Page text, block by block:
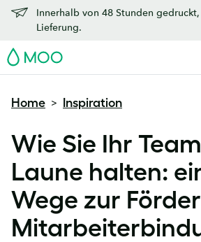
Innerhalb von 48 Stunden
Lieferung.
MOO
Home > Inspiration
Wie Sie Ihr
Laune halten:
Wege zur